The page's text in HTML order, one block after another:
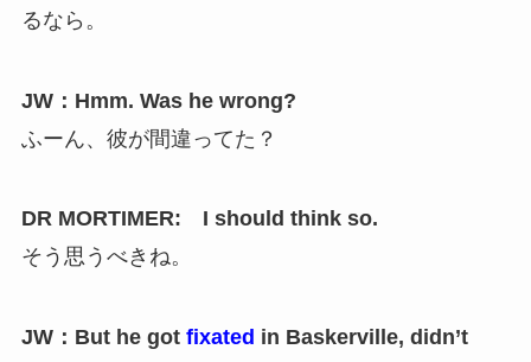
るなら。
JW：Hmm. Was he wrong?
ふーん、彼が間違ってた？
DR MORTIMER: I should think so.
そう思うべきね。
JW：But he got fixated in Baskerville, didn’t